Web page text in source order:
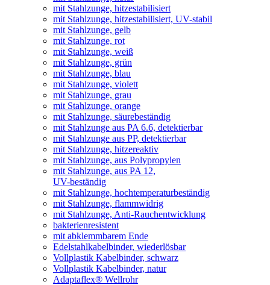
mit Stahlzunge, hitzestabilisiert
mit Stahlzunge, hitzestabilisiert, UV-stabil
mit Stahlzunge, gelb
mit Stahlzunge, rot
mit Stahlzunge, weiß
mit Stahlzunge, grün
mit Stahlzunge, blau
mit Stahlzunge, violett
mit Stahlzunge, grau
mit Stahlzunge, orange
mit Stahlzunge, säurebeständig
mit Stahlzunge aus PA 6.6, detektierbar
mit Stahlzunge aus PP, detektierbar
mit Stahlzunge, hitzereaktiv
mit Stahlzunge, aus Polypropylen
mit Stahlzunge, aus PA 12,
UV-beständig
mit Stahlzunge, hochtemperaturbeständig
mit Stahlzunge, flammwidrig
mit Stahlzunge, Anti-Rauchentwicklung
bakterienresistent
mit abklemmbarem Ende
Edelstahlkabelbinder, wiederlösbar
Vollplastik Kabelbinder, schwarz
Vollplastik Kabelbinder, natur
Adaptaflex® Wellrohr